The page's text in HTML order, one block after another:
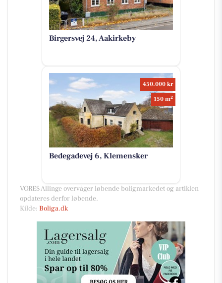
Birgersvej 24, Aakirkeby
450.000 kr
150 m2
Bedegadevej 6, Klemensker
VORES Allinge overvåger løbende boligmarkedet og artiklen
opdateres derfor løbende.
Kilde: Boliga.dk